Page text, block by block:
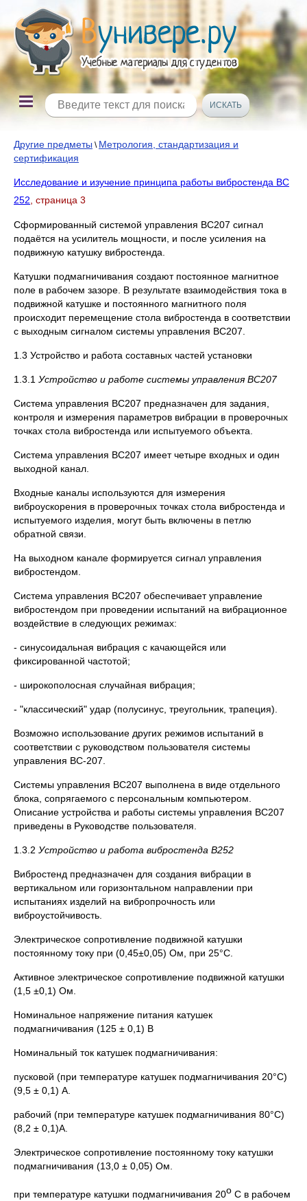
Другие предметы \ Метрология, стандартизация и
сертификация
Исследование и изучение принципа работы вибростенда ВС
252 , страница 3
Сформированный системой управления ВС207 сигнал
подаётся на усилитель мощности, и после усиления на
подвижную катушку вибростенда.
Катушки подмагничивания создают постоянное магнитное
поле в рабочем зазоре. В результате взаимодействия тока в
подвижной катушке и постоянного магнитного поля
происходит перемещение стола вибростенда в соответствии
с выходным сигналом системы управления ВС207.
1.3 Устройство и работа составных частей установки
1.3.1 Устройство и работе системы управления ВС207
Система управления ВС207 предназначен для задания,
контроля и измерения параметров вибрации в проверочных
точках стола вибростенда или испытуемого объекта.
Система управления ВС207 имеет четыре входных и один
выходной канал.
Входные каналы используются для измерения
виброускорения в проверочных точках стола вибростенда и
испытуемого изделия, могут быть включены в петлю
обратной связи.
На выходном канале формируется сигнал управления
вибростендом.
Система управления ВС207 обеспечивает управление
вибростендом при проведении испытаний на вибрационное
воздействие в следующих режимах:
- синусоидальная вибрация с качающейся или
фиксированной частотой;
- широкополосная случайная вибрация;
- "классический" удар (полусинус, треугольник, трапеция).
Возможно использование других режимов испытаний в
соответствии с руководством пользователя системы
управления ВС-207.
Системы управления ВС207 выполнена в виде отдельного
блока, сопрягаемого с персональным компьютером.
Описание устройства и работы системы управления ВС207
приведены в Руководстве пользователя.
1.3.2 Устройство и работа вибростенда В252
Вибростенд предназначен для создания вибрации в
вертикальном или горизонтальном направлении при
испытаниях изделий на вибропрочность или
виброустойчивость.
Электрическое сопротивление подвижной катушки
постоянному току при (0,45±0,05) Ом, при 25°С.
Активное электрическое сопротивление подвижной катушки
(1,5 ±0,1) Ом.
Номинальное напряжение питания катушек
подмагничивания (125 ± 0,1) В
Номинальный ток катушек подмагничивания:
пусковой (при температуре катушек подмагничивания 20°С)
(9,5 ± 0,1) А.
рабочий (при температуре катушек подмагничивания 80°С)
(8,2 ± 0,1)А.
Электрическое сопротивление постоянному току катушки
подмагничивания (13,0 ± 0,05) Ом.
при температуре катушки подмагничивания 20о С в рабочем